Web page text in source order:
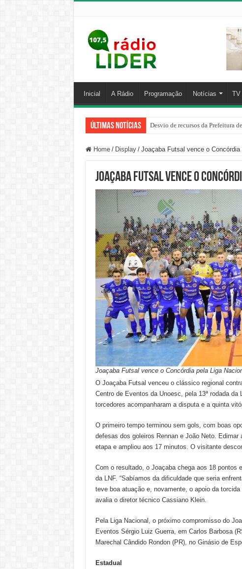
Inicial A Rádio Programação Notícias TV
Últimas Notícias Desvio de recursos da Prefeitura
Home / Display / Joaçaba Futsal vence o Concórdia
Joaçaba Futsal vence o
Joaçaba Futsal vence o Concórdia pela Liga
O Joaçaba Futsal venceu o clássico regional
Centro de Eventos da Unoesc, pela 13ª rodada
torcedores acompanharam a disputa e a quinta
O primeiro tempo terminou sem gols, com boas
defesas dos goleiros Rennan e João Neto.
etapa e ampliou aos 17 minutos. O visitante
Com o resultado, o Joaçaba chega aos 18
da LNF. “Sabíamos da dificuldade que seria
teve boa atuação e, novamente, o apoio da
avalia o diretor técnico Cassiano Klein.
Pela Liga Nacional, o próximo compromisso do
Eventos Sérgio Luiz Guerra, em Carlos Barbosa
Marechal Cândido Rondon (PR), no Ginásio de
Estadual